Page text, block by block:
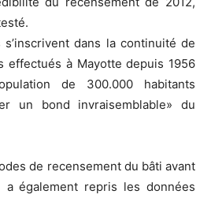
dans la continuité de
effectués à Mayotte depuis 1956
de 300.000 habitants
un bond invraisemblable» du
de recensement du bâti avant
également repris les données